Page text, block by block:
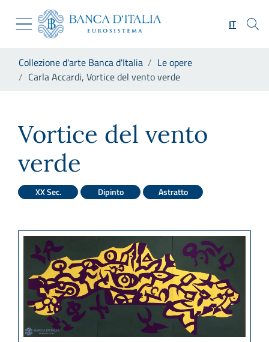
Skip to Main Content
Vai al sito istituzionale
Vai al menu di navigazione
Vai alla ricerca
Vai al footer
IT
Collezione d'arte Banca d'Italia
Le opere
Carla Accardi, Vortice del vento verde
Vortice del vento
verde
XX Sec. Dipinto Astratto